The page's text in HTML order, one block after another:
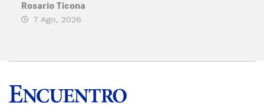
Rosario Ticona
7 Ago, 2026